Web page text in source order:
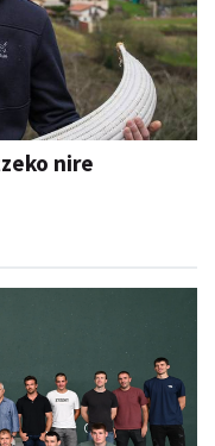
nire